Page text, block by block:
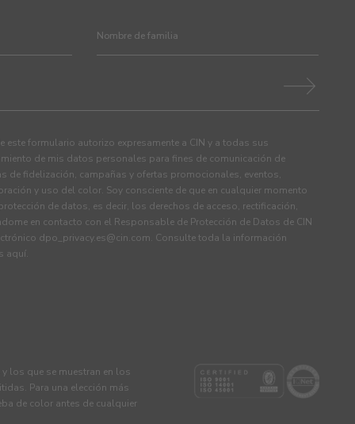
este formulario autorizo expresamente a CIN y a todas sus
de mis datos personales para fines de comunicación de
de fidelización, campañas y ofertas promocionales, eventos,
y uso del color. Soy consciente de que en cualquier momento
de datos, es decir, los derechos de acceso, rectificación,
en contacto con el Responsable de Protección de Datos de CIN
dpo_privacy.es@cin.com. Consulte toda la información
aquí.
los que se muestran en los
Para una elección más
de color antes de cualquier